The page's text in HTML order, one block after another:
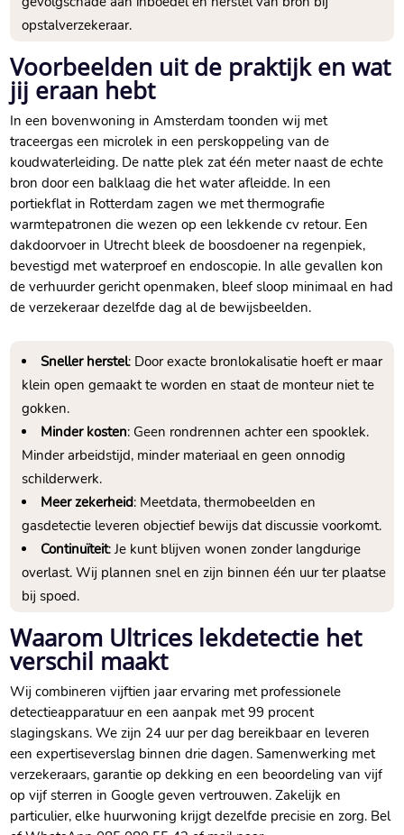
opstalverzekeraar.​
Voorbeelden uit de praktijk en wat
jij eraan hebt
In een bovenwoning in Amsterdam toonden wij met
traceergas een microlek in een perskoppeling van de
koudwaterleiding.​ De natte plek zat één meter naast de echte
bron door een balklaag die het water afleidde.​ In een
portiekflat in Rotterdam zagen we met thermografie
warmtepatronen die wezen op een lekkende cv retour.​ Een
dakdoorvoer in Utrecht bleek de boosdoener na regenpiek,
bevestigd met waterproef en endoscopie.​ In alle gevallen kon
de verhuurder gericht openmaken, bleef sloop minimaal en had
de verzekeraar dezelfde dag al de bewijsbeelden.​
Sneller herstel: Door exacte bronlokalisatie hoeft er maar
klein open gemaakt te worden en staat de monteur niet te
gokken.​
Minder kosten: Geen rondrennen achter een spooklek.​
Minder arbeidstijd, minder materiaal en geen onnodig
schilderwerk.​
Meer zekerheid: Meetdata, thermobeelden en
gasdetectie leveren objectief bewijs dat discussie voorkomt.​
Continuïteit: Je kunt blijven wonen zonder langdurige
overlast.​ Wij plannen snel en zijn binnen één uur ter plaatse
bij spoed.​
Waarom Ultrices lekdetectie het
verschil maakt
Wij combineren vijftien jaar ervaring met professionele
detectieapparatuur en een aanpak met 99 procent
slagingskans.​ We zijn 24 uur per dag bereikbaar en leveren
een expertiseverslag binnen drie dagen.​ Samenwerking met
verzekeraars, garantie op dekking en een beoordeling van vijf
op vijf sterren in Google geven vertrouwen.​ Zakelijk en
particulier, elke huurwoning krijgt dezelfde precisie en zorg.​ Bel